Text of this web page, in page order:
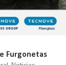
Furgonetas